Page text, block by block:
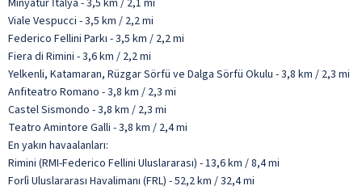
Viale Vespucci - 3,5 km / 2,2 mi
Federico Fellini Parkı - 3,5 km / 2,2 mi
Fiera di Rimini - 3,6 km / 2,2 mi
Yelkenli, Katamaran, Rüzgar Sörfü ve Dalga Sörfü Okulu - 3,8 km / 2,3 mi
Anfiteatro Romano - 3,8 km / 2,3 mi
Castel Sismondo - 3,8 km / 2,3 mi
Teatro Amintore Galli - 3,8 km / 2,4 mi
En yakın havaalanları:
Rimini (RMI-Federico Fellini Uluslararası) - 13,6 km / 8,4 mi
Forlì Uluslararası Havalimanı (FRL) - 52,2 km / 32,4 mi